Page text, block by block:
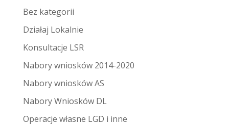
Bez kategorii
Działaj Lokalnie
Konsultacje LSR
Nabory wniosków 2014-2020
Nabory wniosków AS
Nabory Wniosków DL
Operacje własne LGD i inne